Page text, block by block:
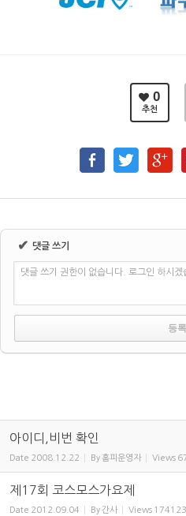
0
추천
✔ 댓글 쓰기
댓글 쓰기 권한이 없습니다. 로그인 하시겠
아이디,비번 확인
Date 2008.12.22 By 홈피운영자 Views
제17회 코스모스가요제
Date 2012.09.04 By간사 Views 174123